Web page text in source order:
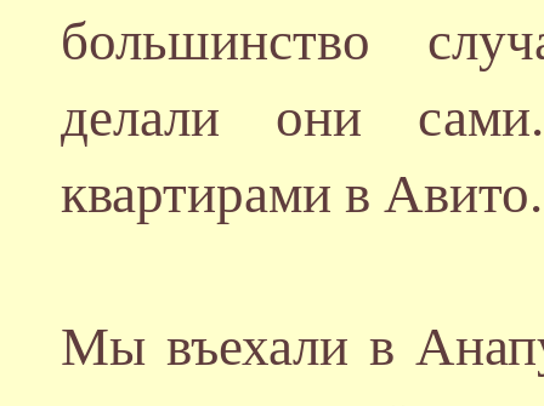
большинство
делали они
квартирами в Авито.
Мы въехали в